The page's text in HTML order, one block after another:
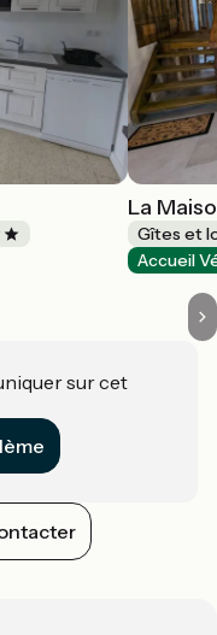
La
Gîtes et
Accueil
sur cet